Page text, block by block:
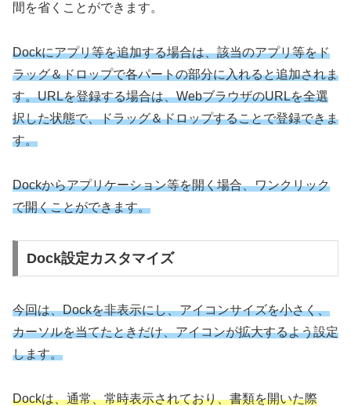
間を省くことができます。
Dockにアプリ等を追加する場合は、該当のアプリ等をド
ラッグ＆ドロップで各パートの部分に入れると追加されま
す。URLを登録する場合は、WebブラウザのURLを全選
択した状態で、ドラッグ＆ドロップすることで登録できま
す。
Dockからアプリケーション等を開く場合、ワンクリック
で開くことができます。
Dock設定カスタマイズ
今回は、Dockを非表示にし、アイコンサイズを小さく、
カーソルを当てたときだけ、アイコンが拡大するよう設定
します。
Dockは、通常、常時表示されており、書類を開いた際